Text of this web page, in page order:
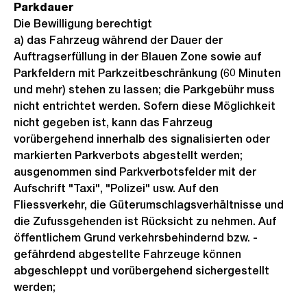
Parkdauer
Die Bewilligung berechtigt
a) das Fahrzeug während der Dauer der
Auftragserfüllung in der Blauen Zone sowie auf
Parkfeldern mit Parkzeitbeschränkung (60 Minuten
und mehr) stehen zu lassen; die Parkgebühr muss
nicht entrichtet werden. Sofern diese Möglichkeit
nicht gegeben ist, kann das Fahrzeug
vorübergehend innerhalb des signalisierten oder
markierten Parkverbots abgestellt werden;
ausgenommen sind Parkverbotsfelder mit der
Aufschrift "Taxi", "Polizei" usw. Auf den
Fliessverkehr, die Güterumschlagsverhältnisse und
die Zufussgehenden ist Rücksicht zu nehmen. Auf
öffentlichem Grund verkehrsbehindernd bzw. -
gefährdend abgestellte Fahrzeuge können
abgeschleppt und vorübergehend sichergestellt
werden;